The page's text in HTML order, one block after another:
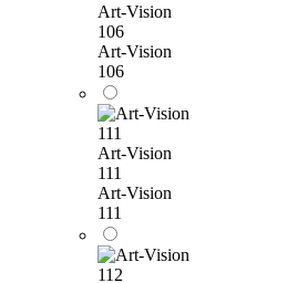
Art-Vision
106
Art-Vision
106
Art-Vision
111
Art-Vision
111